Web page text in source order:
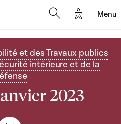
Options
Menu
et des Travaux publics
intérieure et de la
2023